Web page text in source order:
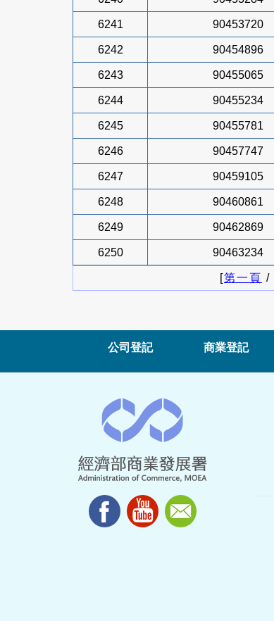
6241 90453720
6242 90454896
6243 90455065
6244 90455234
6245 90455781
6246 90457747
6247 90459105
6248 90460861
6249 90462869
6250 90463234
[第一頁 /
公司登記 商業登記